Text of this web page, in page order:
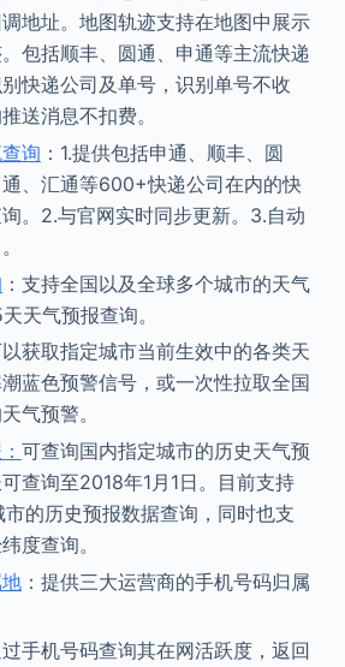
地址。地图轨迹支持在地图中展示
包括顺丰、圆通、申通等主流快递
快递公司及单号，识别单号不收
送消息不扣费。
询 ：1.提供包括申通、顺丰、圆
、汇通等600+快递公司在内的快
。2.与官网实时同步更新。3.自动
：支持全国以及全球多个城市的天气
天气预报查询。
以获取指定城市当前生效中的各类天
蓝色预警信号，或一次性拉取全国
气预警。
可查询国内指定城市的历史天气预
查询至2018年1月1日。目前支持
的历史预报数据查询，同时也支
度查询。
：提供三大运营商的手机号码归属
过手机号码查询其在网活跃度，返回